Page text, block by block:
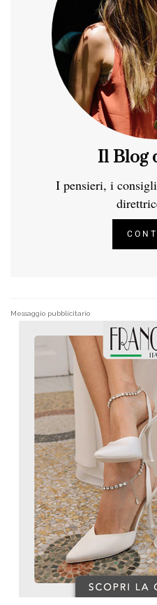
Il Blog
I pensieri, i
Messaggio pubblicitario